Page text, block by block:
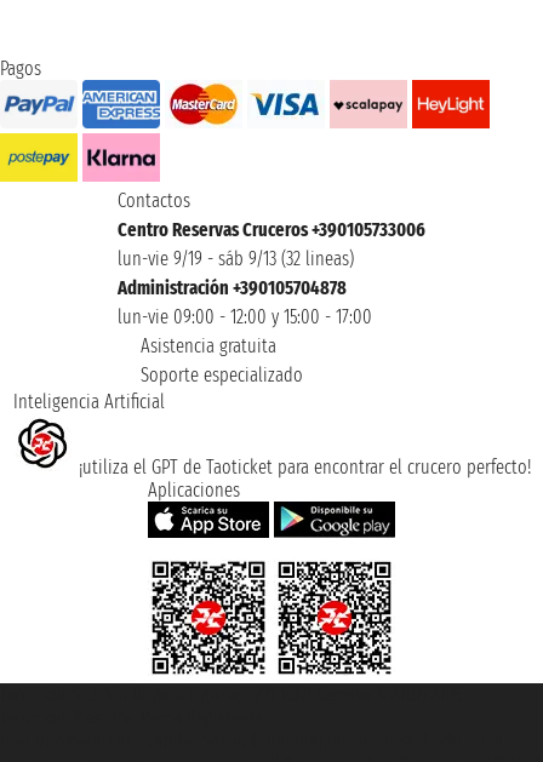
Pagos
Contactos
Centro Reservas Cruceros +390105733006
lun-vie 9/19 - sáb 9/13 (32 lineas)
Administración +390105704878
lun-vie 09:00 - 12:00 y 15:00 - 17:00
Asistencia gratuita
Soporte especializado
Inteligencia Artificial
¡utiliza el GPT de Taoticket para encontrar el crucero perfecto!
Aplicaciones